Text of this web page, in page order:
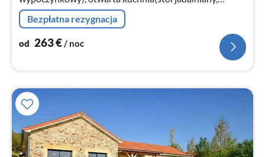
czajnik, kuchenka, zaparzacz do kawy, kuchenka
mikrofalowa kombinowana, zmywarka do n...
Bezpłatna rezygnacja
od 263€ / noc